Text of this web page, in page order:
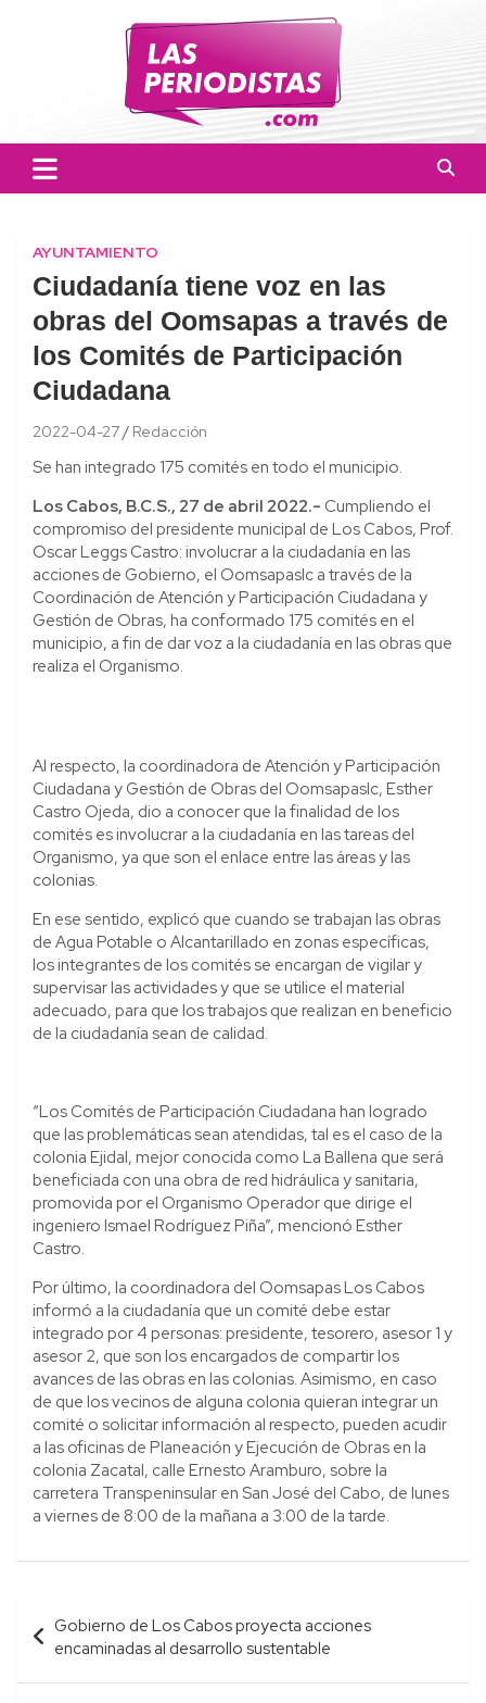
Las Periodistas
informado a la población.
AYUNTAMIENTO
Ciudadanía tiene voz en las
obras del Oomsapas a través de
los Comités de Participación
Ciudadana
2022-04-27 Redacción
Se han integrado 175 comités en todo el municipio.
Los Cabos, B.C.S., 27 de abril 2022.- Cumpliendo el
compromiso del presidente municipal de Los Cabos, Prof.
Oscar Leggs Castro: involucrar a la ciudadanía en las
acciones de Gobierno, el Oomsapaslc a través de la
Coordinación de Atención y Participación Ciudadana y
Gestión de Obras, ha conformado 175 comités en el
municipio, a fin de dar voz a la ciudadanía en las obras que
realiza el Organismo.
Al respecto, la coordinadora de Atención y Participación
Ciudadana y Gestión de Obras del Oomsapaslc, Esther
Castro Ojeda, dio a conocer que la finalidad de los
comités es involucrar a la ciudadanía en las tareas del
Organismo, ya que son el enlace entre las áreas y las
colonias.
En ese sentido, explicó que cuando se trabajan las obras
de Agua Potable o Alcantarillado en zonas específicas,
los integrantes de los comités se encargan de vigilar y
supervisar las actividades y que se utilice el material
adecuado, para que los trabajos que realizan en beneficio
de la ciudadanía sean de calidad.
“Los Comités de Participación Ciudadana han logrado
que las problemáticas sean atendidas, tal es el caso de la
colonia Ejidal, mejor conocida como La Ballena que será
beneficiada con una obra de red hidráulica y sanitaria,
promovida por el Organismo Operador que dirige el
ingeniero Ismael Rodríguez Piña”, mencionó Esther
Castro.
Por último, la coordinadora del Oomsapas Los Cabos
informó a la ciudadanía que un comité debe estar
integrado por 4 personas: presidente, tesorero, asesor 1 y
asesor 2, que son los encargados de compartir los
avances de las obras en las colonias. Asimismo, en caso
de que los vecinos de alguna colonia quieran integrar un
comité o solicitar información al respecto, pueden acudir
a las oficinas de Planeación y Ejecución de Obras en la
colonia Zacatal, calle Ernesto Aramburo, sobre la
carretera Transpeninsular en San José del Cabo, de lunes
a viernes de 8:00 de la mañana a 3:00 de la tarde.
Navegación
de
entradas
Gobierno de Los Cabos proyecta acciones
encaminadas al desarrollo sustentable